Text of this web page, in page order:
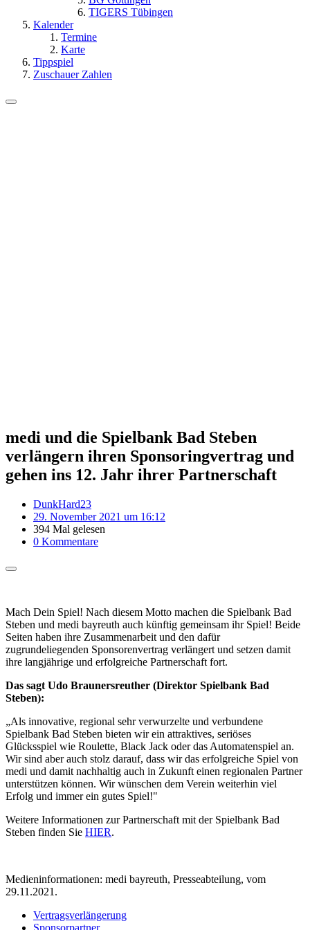
TIGERS Tübingen
Kalender
Termine
Karte
Tippspiel
Zuschauer Zahlen
medi und die Spielbank Bad Steben
verlängern ihren Sponsoringvertrag und
gehen ins 12. Jahr ihrer Partnerschaft
DunkHard23
29. November 2021 um 16:12
394 Mal gelesen
0 Kommentare
Mach Dein Spiel! Nach diesem Motto machen die Spielbank Bad
Steben und medi bayreuth auch künftig gemeinsam ihr Spiel! Beide
Seiten haben ihre Zusammenarbeit und den dafür
zugrundeliegenden Sponsorenvertrag verlängert und setzen damit
ihre langjährige und erfolgreiche Partnerschaft fort.
Das sagt Udo Braunersreuther (Direktor Spielbank Bad
Steben):
„Als innovative, regional sehr verwurzelte und verbundene
Spielbank Bad Steben bieten wir ein attraktives, seriöses
Glücksspiel wie Roulette, Black Jack oder das Automatenspiel an.
Wir sind aber auch stolz darauf, dass wir das erfolgreiche Spiel von
medi und damit nachhaltig auch in Zukunft einen regionalen Partner
unterstützen können. Wir wünschen dem Verein weiterhin viel
Erfolg und immer ein gutes Spiel!"
Weitere Informationen zur Partnerschaft mit der Spielbank Bad
Steben finden Sie HIER.
Medieninformationen: medi bayreuth, Presseabteilung, vom
29.11.2021.
Vertragsverlängerung
Sponsorpartner